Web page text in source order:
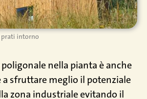
prati intorno
nella pianta è anche
a sfruttare meglio il potenziale
zona industriale evitando il